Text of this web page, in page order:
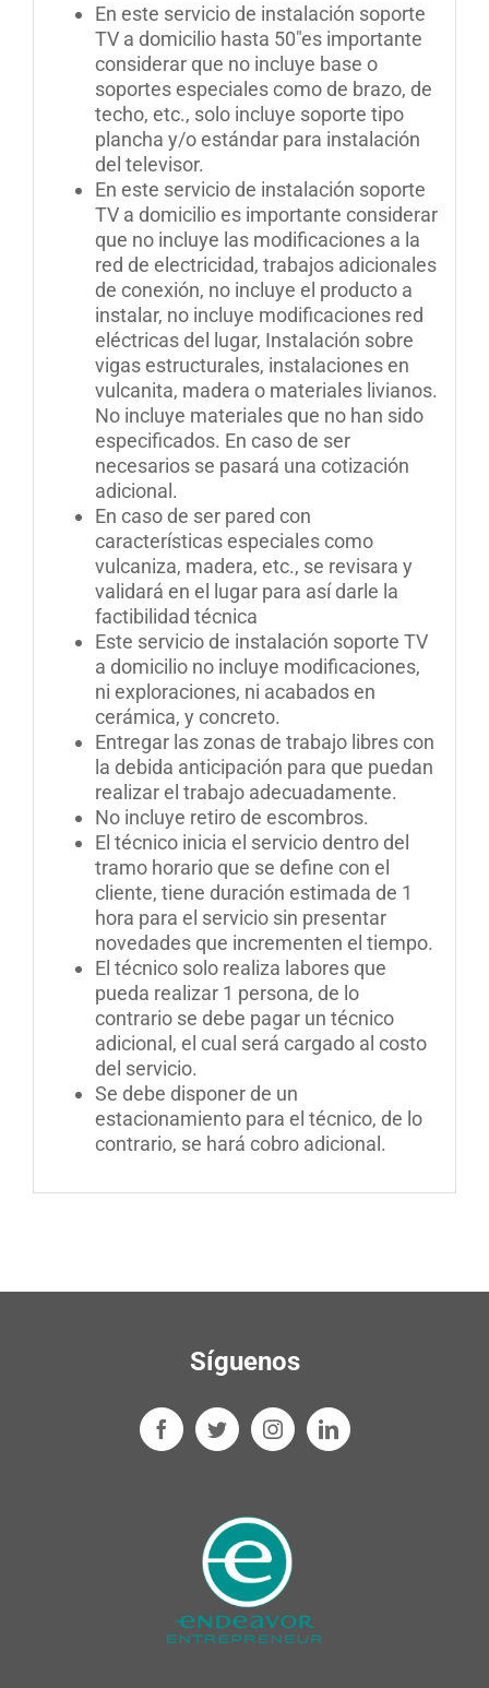
En este servicio de instalación soporte
TV a domicilio hasta 50″es importante
considerar que no incluye base o
soportes especiales como de brazo, de
techo, etc., solo incluye soporte tipo
plancha y/o estándar para instalación
del televisor.
En este servicio de instalación soporte
TV a domicilio es importante considerar
que no incluye las modificaciones a la
red de electricidad, trabajos adicionales
de conexión, no incluye el producto a
instalar, no incluye modificaciones red
eléctricas del lugar, Instalación sobre
vigas estructurales, instalaciones en
vulcanita, madera o materiales livianos.
No incluye materiales que no han sido
especificados. En caso de ser
necesarios se pasará una cotización
adicional.
En caso de ser pared con
características especiales como
vulcaniza, madera, etc., se revisara y
validará en el lugar para así darle la
factibilidad técnica
Este servicio de instalación soporte TV
a domicilio no incluye modificaciones,
ni exploraciones, ni acabados en
cerámica, y concreto.
Entregar las zonas de trabajo libres con
la debida anticipación para que puedan
realizar el trabajo adecuadamente.
No incluye retiro de escombros.
El técnico inicia el servicio dentro del
tramo horario que se define con el
cliente, tiene duración estimada de 1
hora para el servicio sin presentar
novedades que incrementen el tiempo.
El técnico solo realiza labores que
pueda realizar 1 persona, de lo
contrario se debe pagar un técnico
adicional, el cual será cargado al costo
del servicio.
Se debe disponer de un
estacionamiento para el técnico, de lo
contrario, se hará cobro adicional.
Síguenos